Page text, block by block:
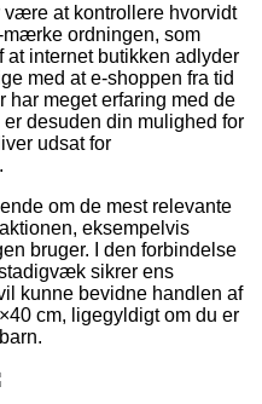
være at kontrollere hvorvidt
ordningen, som
internet butikken adlyder
med at e-shoppen fra tid
har meget erfaring med de
desuden din mulighed for
udsat for
om de mest relevante
eksempelvis
bruger. I den forbindelse
sikrer ens
kunne bevidne handlen af
cm, ligegyldigt om du er